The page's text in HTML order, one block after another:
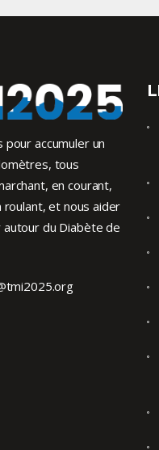
pour accumuler un
tous
en courant,
roulant, et nous aider
autour du Diabète de